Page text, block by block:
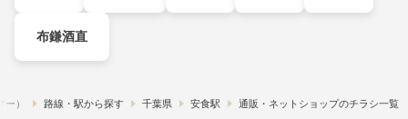
布鎌酒直
） 路線・駅から探す 千葉県 安食駅 通販・ネットショップのチラシ一覧